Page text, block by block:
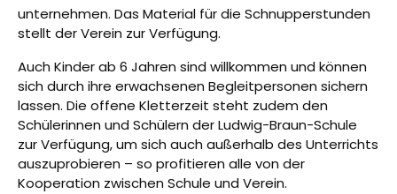
unternehmen. Das Material für die Schnupperstunden
stellt der Verein zur Verfügung.
Auch Kinder ab 6 Jahren sind willkommen und können
sich durch ihre erwachsenen Begleitpersonen sichern
lassen. Die offene Kletterzeit steht zudem den
Schülerinnen und Schülern der Ludwig-Braun-Schule
zur Verfügung, um sich auch außerhalb des Unterrichts
auszuprobieren – so profitieren alle von der
Kooperation zwischen Schule und Verein.